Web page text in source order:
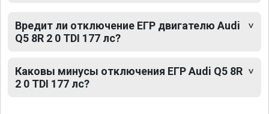
Вредит ли отключение ЕГР двигателю Audi
Q5 8R 2 0 TDI 177 лс?
Каковы минусы отключения ЕГР Audi Q5 8R
2 0 TDI 177 лс?